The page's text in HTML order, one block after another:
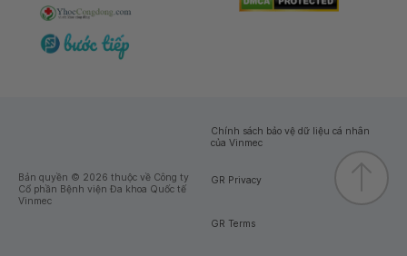
Bản quyền © 2026 thuộc về Công ty
Cổ phần Bệnh viện Đa khoa Quốc tế
Vinmec
Chính sách bảo vệ dữ liệu cá nhân
của Vinmec
GR Privacy
GR Terms